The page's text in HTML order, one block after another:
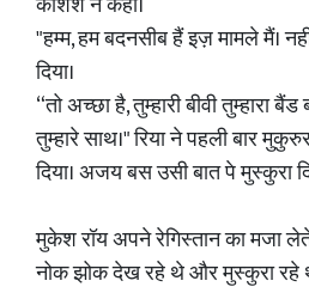
"हम्म, हम बदनसीब हैं इज़ मामले मैं।
दिया।
“तो अच्छा है, तुम्हारी बीवी तुम्हारा
तुम्हारे साथ।" रिया ने पहली बार
दिया। अजय बस उसी बात पे मुस्कुरा
मुकेश रॉय अपने रेगिस्तान का मजा
नोक झोक देख रहे थे और मुस्कुरा रहे